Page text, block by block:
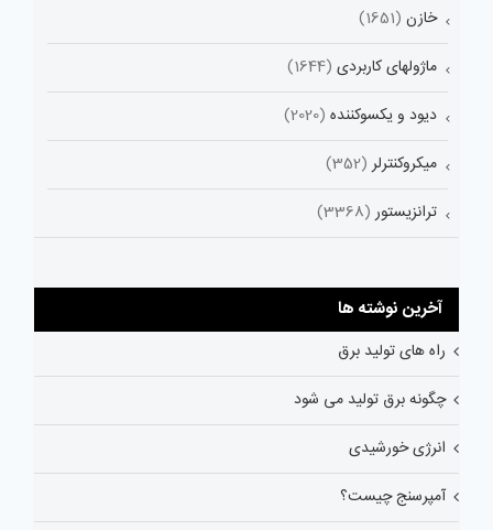
خازن (1651)
ماژولهای کاربردی (1644)
دیود و یکسوکننده (2020)
میکروکنترلر (352)
ترانزیستور (3368)
آخرین نوشته ها
راه های تولید برق
چگونه برق تولید می شود
انرژی خورشیدی
آمپرسنج چیست؟